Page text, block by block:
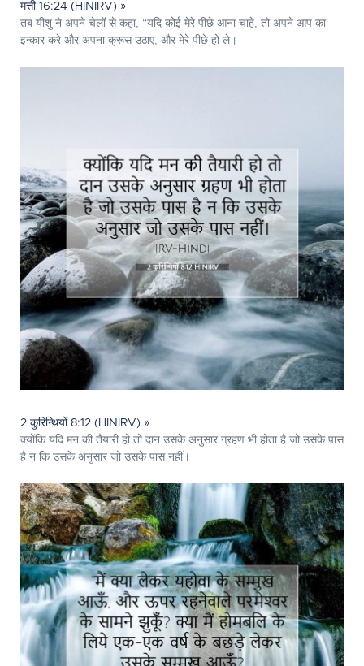
मत्ती 16:24 (HINIRV) »
तब यीशु ने अपने चेलों से कहा, “यदि कोई मेरे पीछे आना चाहे, तो अपने आप का
इन्कार करे और अपना क्रूस उठाए, और मेरे पीछे हो ले।
2 कुरिन्थियों 8:12 (HINIRV) »
क्योंकि यदि मन की तैयारी हो तो दान उसके अनुसार ग्रहण भी होता है जो उसके पास
है न कि उसके अनुसार जो उसके पास नहीं।